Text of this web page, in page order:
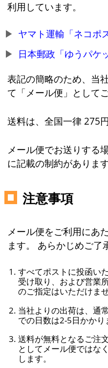
利用しています。
ヤマト運輸「ネコポ
日本郵政「ゆうパケ
表記の簡略のため、当
て「メール便」として
送料は、全国一律 275円
メール便でお送りする
に記載の制約があります
注意事項
メール便をご利用にあ
ます。 あらかじめご了
すべてポストに投函い
受け取り、および営業
のご指定はいただけませ
当社よりの出荷は、通
での日数は2-5日かかり
送料が無料となるご注
としてメール便ではな
します。